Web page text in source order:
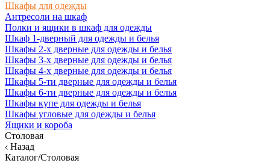
Шкафы для одежды
Антресоли на шкаф
Полки и ящики в шкаф для одежды
Шкаф 1-дверный для одежды и белья
Шкафы 2-х дверные для одежды и белья
Шкафы 3-х дверные для одежды и белья
Шкафы 4-х дверные для одежды и белья
Шкафы 5-ти дверные для одежды и белья
Шкафы 6-ти дверные для одежды и белья
Шкафы купе для одежды и белья
Шкафы угловые для одежды и белья
Ящики и короба
Столовая
Назад
Каталог/Столовая